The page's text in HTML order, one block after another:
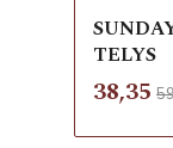
TELYS
Tilbud
38,35